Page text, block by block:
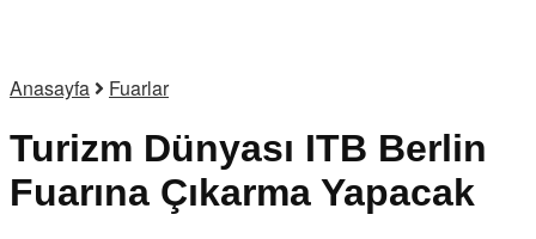
Anasayfa Fuarlar
Turizm Dünyası ITB Berlin
Fuarına Çıkarma Yapacak